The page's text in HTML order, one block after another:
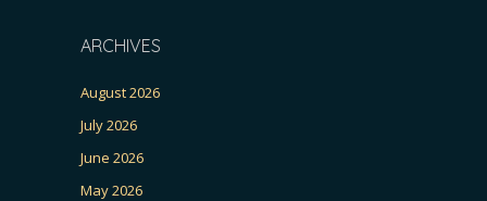
ARCHIVES
August 2026
July 2026
June 2026
May 2026